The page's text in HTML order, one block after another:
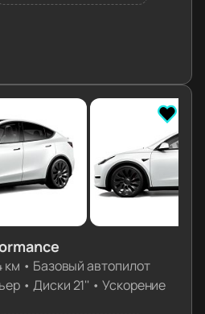
км • Базовый автопилот
•Диски 21'' • Ускорение